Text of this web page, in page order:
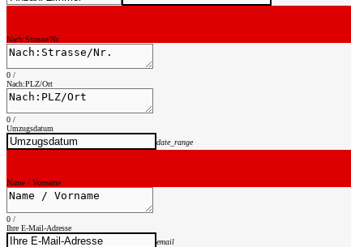
Nach:Strasse/Nr.
0 /
Nach:PLZ/Ort
0 /
Umzugsdatum
date_range
Name / Vorname
0 /
Ihre E-Mail-Adresse
email